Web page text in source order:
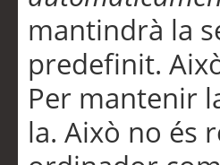
mantindrà la
predefinit.
Per mantenir
la. Això no és